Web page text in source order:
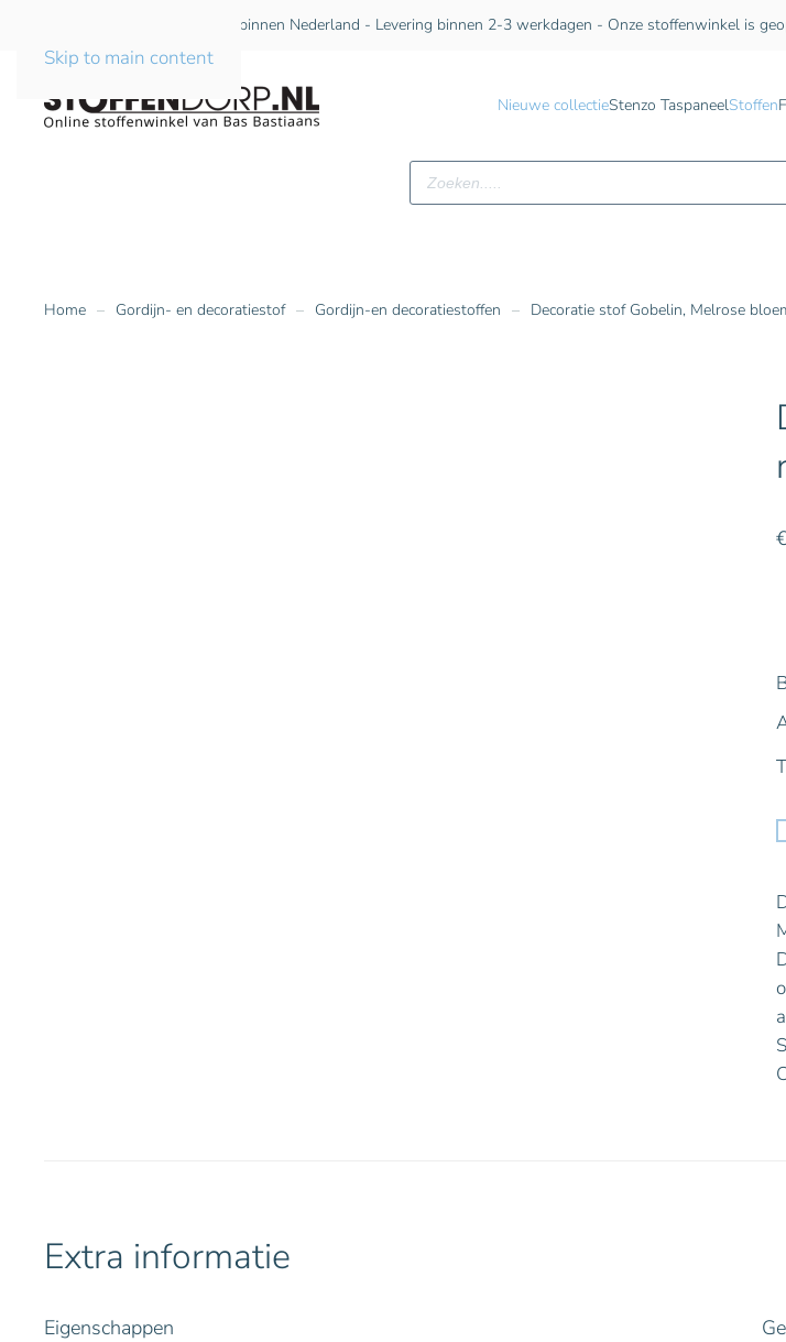
Skip to main content
Gratis verzending vanaf €75 binnen Nederland - Levering binnen 2-3 werkdagen - Onze stoffenwinkel is
Nieuwe collectieStenzo TaspaneelStoffen
Producten
zoeken
Home Gordijn- en decoratiestof Gordijn-en decoratiestoffen Decoratie stof Gobelin, Melrose
Extra informatie
Eigenschappen